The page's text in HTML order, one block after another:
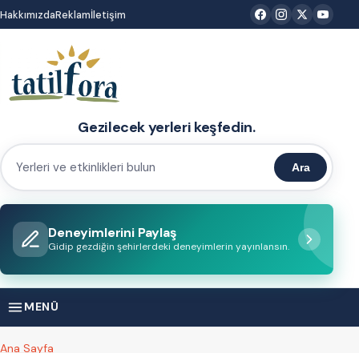
İçeriğe
atla
HakkımızdaReklamİletişim
Gezilecek yerleri keşfedin.
Yerleri
etkinlikleri
bulun
Ara
Deneyimlerini Paylaş
Gidip gezdiğin şehirlerdeki deneyimlerin yayınlansın.
MENÜ
Ana Sayfa